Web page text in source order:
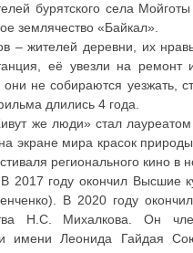
бурятского села
землячество «Байкал».
– жителей деревни, их
её увезли на
не собираются уезжать,
длились 4 года.
же люди» стал
экране мира красок
регионального кино в
2017 году окончил Высшие
В 2020 году
Н.С. Михалкова. Он
имени Леонида Гайдая